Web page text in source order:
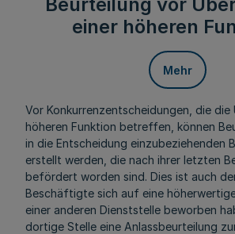
einer höheren
Mehr
Vor Konkurrenzentscheidungen, die
höheren Funktion betreffen, können
in die Entscheidung einzubeziehenden
erstellt werden, die nach ihrer letzten
befördert worden sind. Dies ist auch
Beschäftigte sich auf eine
einer anderen Dienststelle beworben
dortige Stelle eine Anlassbeurteilung